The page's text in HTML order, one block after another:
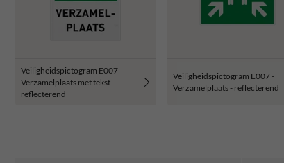
Veiligheidspictogram E007 -
Verzamelplaats met tekst -
reflecterend
Veiligheidspictogram E007 -
Verzamelplaats - reflecterend